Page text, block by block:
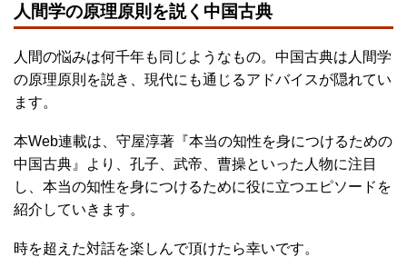
人間学の原理原則を説く中国古典
人間の悩みは何千年も同じようなもの。中国古典は人間学
の原理原則を説き、現代にも通じるアドバイスが隠れてい
ます。
本Web連載は、守屋淳著『本当の知性を身につけるための
中国古典』より、孔子、武帝、曹操といった人物に注目
し、本当の知性を身につけるために役に立つエピソードを
紹介していきます。
時を超えた対話を楽しんで頂けたら幸いです。